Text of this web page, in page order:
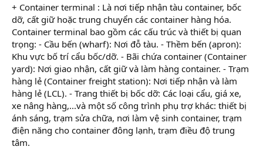
+ Container terminal : Là nơi tiếp nhận tàu container, bốc
dỡ, cất giữ hoặc trung chuyển các container hàng hóa.
Container terminal bao gồm các cấu trúc và thiết bị quan
trọng: - Cầu bến (wharf): Nơi đỗ tàu. - Thềm bến (apron):
Khu vực bố trí cẩu bốc/dỡ. - Bãi chứa container (Container
yard): Nơi giao nhận, cất giữ và làm hàng container. - Trạm
hàng lẻ (Container freight station): Nơi tiếp nhận và làm
hàng lẻ (LCL). - Trang thiết bị bốc dỡ: Các loại cẩu, giá xe,
xe nâng hàng,...và một số công trình phụ trợ khác: thiết bị
ánh sáng, trạm sửa chữa, nơi làm vệ sinh container, trạm
điện năng cho container đông lạnh, trạm điều độ trung
tâm.